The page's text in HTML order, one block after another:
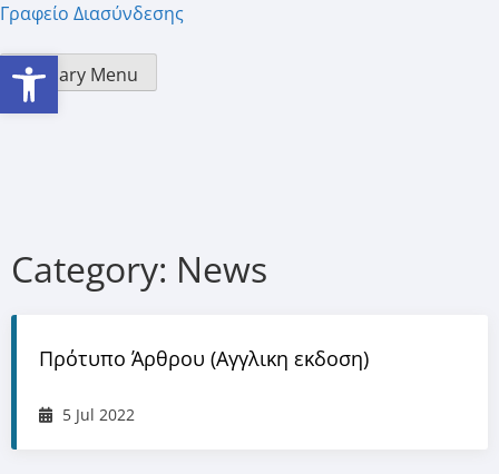
Open toolbar
Γραφείο Διασύνδεσης
Primary Menu
Category: News
Πρότυπο Άρθρου (Αγγλικη εκδοση)
5 Jul 2022